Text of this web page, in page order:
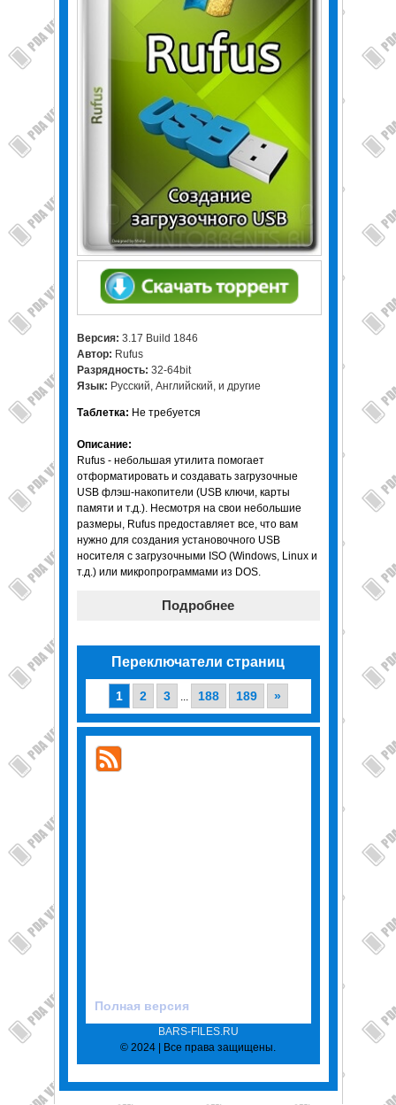
Версия: 3.17 Build 1846
Автор: Rufus
Разрядность: 32-64bit
Язык: Русский, Английский, и другие
Таблетка: Не требуется
Описание:
Rufus - небольшая утилита помогает
отформатировать и создавать загрузочные
USB флэш-накопители (USB ключи, карты
памяти и т.д.). Несмотря на свои небольшие
размеры, Rufus предоставляет все, что вам
нужно для создания установочного USB
носителя с загрузочными ISO (Windows, Linux и
т.д.) или микропрограммами из DOS.
Подробнее
Переключатели страниц
1 2 3 188 189 »
Полная версия
BARS-FILES.RU
© 2024 | Все права защищены.